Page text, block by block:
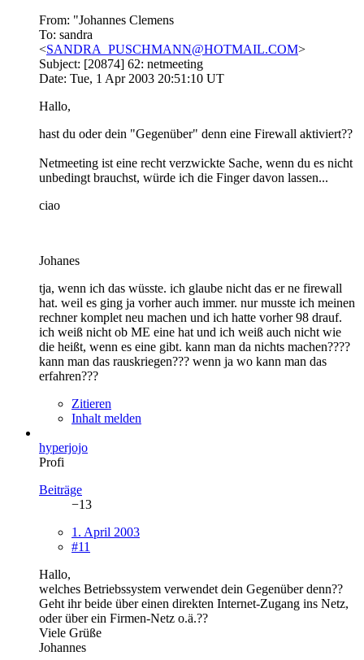
From: "Johannes Clemens
To: sandra
<SANDRA_PUSCHMANN@HOTMAIL.COM>
Subject: [20874] 62: netmeeting
Date: Tue, 1 Apr 2003 20:51:10 UT
Hallo,
hast du oder dein "Gegenüber" denn eine Firewall aktiviert??
Netmeeting ist eine recht verzwickte Sache, wenn du es nicht
unbedingt brauchst, würde ich die Finger davon lassen...
ciao
Johanes
tja, wenn ich das wüsste. ich glaube nicht das er ne firewall
hat. weil es ging ja vorher auch immer. nur musste ich meinen
rechner komplet neu machen und ich hatte vorher 98 drauf.
ich weiß nicht ob ME eine hat und ich weiß auch nicht wie
die heißt, wenn es eine gibt. kann man da nichts machen????
kann man das rauskriegen??? wenn ja wo kann man das
erfahren???
Zitieren
Inhalt melden
hyperjojo
Profi
Beiträge
−13
1. April 2003
#11
Hallo,
welches Betriebssystem verwendet dein Gegenüber denn??
Geht ihr beide über einen direkten Internet-Zugang ins Netz,
oder über ein Firmen-Netz o.ä.??
Viele Grüße
Johannes